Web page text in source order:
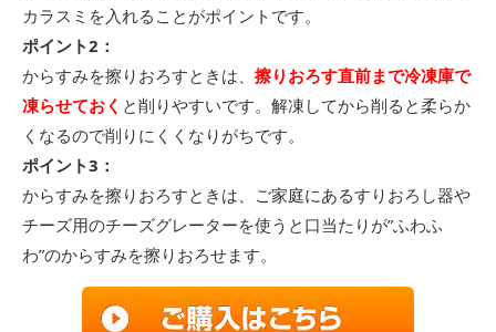
カラスミを入れることがポイントです。
ポイント2：
からすみを擦りおろすときは、 擦りおろす直前まで冷凍庫で
凍らせておく と削りやすいです。解凍してから削ると柔らか
くなるので削りにくくなりがちです。
ポイント3：
からすみを擦りおろすときは、ご家庭にあるすりおろし器や
チーズ用のチーズグレーターを使うと口当たりが”ふわふ
わ”のからすみを擦りおろせます。